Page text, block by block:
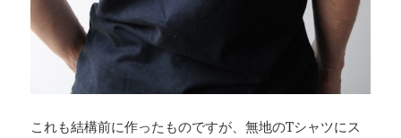
これも結構前に作ったものですが、無地のTシャツにス